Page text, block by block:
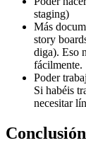
staging)
Más
story
diga). Eso
fácilmente.
Poder
Si habéis
necesitar
Conclusión